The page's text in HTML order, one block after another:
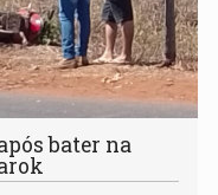
bater na